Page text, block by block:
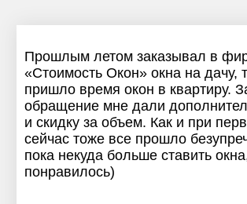
Прошлым летом заказывал в
«Стоимость Окон» окна на дачу,
пришло время окон в квартиру.
обращение мне дали
и скидку за объем. Как и при
сейчас тоже все прошло
пока некуда больше ставить
понравилось)